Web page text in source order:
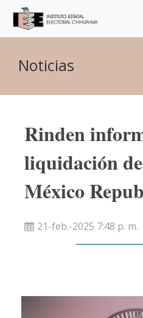
Noticias
Rinden
liquidación
México
21-feb.-2025 7:48 p. m.